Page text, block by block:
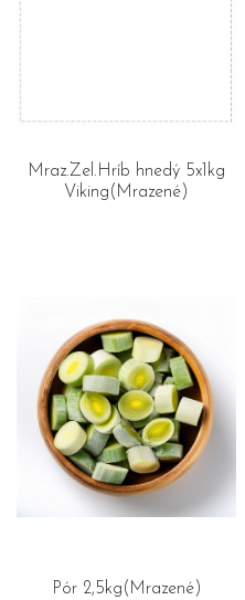
Mraz.Zel.Hríb hnedý 5x1kg
Viking(Mrazené)
Pór 2,5kg(Mrazené)